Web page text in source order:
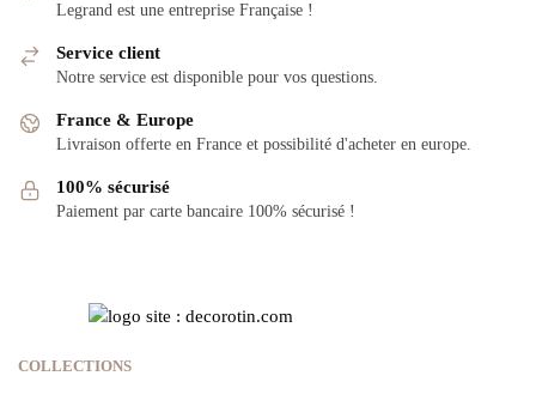
Legrand est une entreprise Française !
Service client
Notre service est disponible pour vos questions.
France & Europe
Livraison offerte en France et possibilité d'acheter en europe.
100% sécurisé
Paiement par carte bancaire 100% sécurisé !
COLLECTIONS